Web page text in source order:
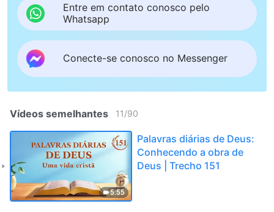
Entre em contato conosco pelo
Whatsapp
Conecte-se conosco no Messenger
Vídeos semelhantes 11/90
5:55
Palavras diárias de Deus:
Conhecendo a obra de
Deus | Trecho 151